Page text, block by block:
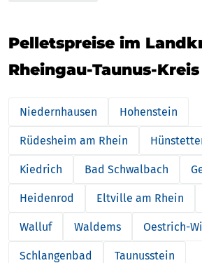
Pelletspreise im
Rheingau-Taunus-Kreis
Niedernhausen Hohenstein
Rüdesheim am Rhein
Kiedrich Bad Schwalbach
Heidenrod Eltville am Rhein
Walluf Waldems Oestrich-
Schlangenbad Taunusstein